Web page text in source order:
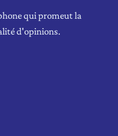
qui promeut la
d'opinions.